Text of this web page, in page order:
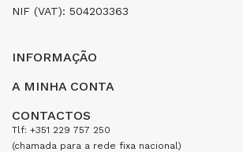
NIF (VAT): 504203363
INFORMAÇÃO
A MINHA CONTA
CONTACTOS
Tlf: +351 229 757 250
(chamada para a rede fixa nacional)